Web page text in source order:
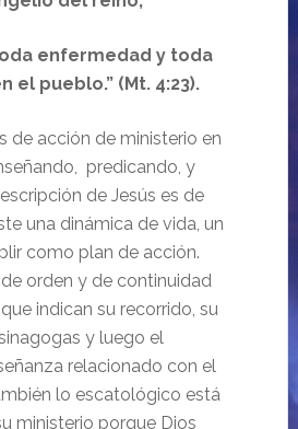
enfermedad y toda
el pueblo.” (Mt. 4:23).
de acción de ministerio en
predicando, y
de Jesús es de
una dinámica de vida, un
como plan de acción.
orden y de continuidad
indican su recorrido, su
y luego el
relacionado con el
lo escatológico está
ministerio porque Dios